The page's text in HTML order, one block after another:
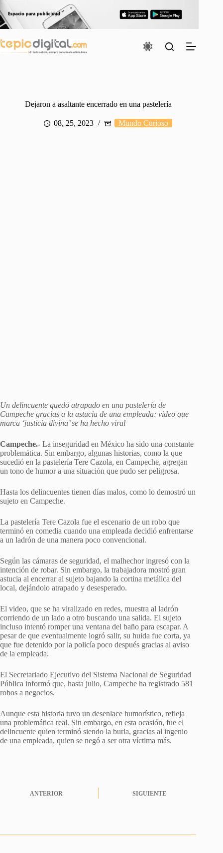
Saltar
al
contenido
Dejaron a asaltante encerrado en una pastelería
08, 25, 2023 Mundo Curioso
Un delincuente quedó atrapado en una pastelería de
Campeche gracias a la astucia de una empleada; video que
marca ‘justicia divina’ se ha hecho viral
Campeche.- La inseguridad en México ha sido una constante
problemática. Sin embargo, algunas historias, como la que
sucedió en la pastelería Tere Cazola, en Campeche, agregan
un tono de humor a una situación que pudo ser peligrosa.
Hasta los delincuentes tienen días malos, como lo demostró un
sujeto en Campeche.
La pastelería Tere Cazola fue el escenario de un robo que
terminó en comedia cuando una empleada decidió enfrentarse
a un ladrón de una manera poco convencional.
Según las cámaras de seguridad, el malhechor ingresó con la
intención de robar. Sin embargo, la trabajadora mostró gran
astucia al encerrar al sujeto bajando la cortina metálica del
local, dejándolo atrapado y desesperado.
El video, que se ha viralizado en redes, muestra al ladrón
corriendo de un lado a otro buscando una salida. El sujeto
incluso intentó romper una ventana del baño para escapar. A
pesar de que eventualmente logró salir, su huida fue corta, ya
que fue detenido por la policía poco después gracias al aviso
de la empleada.
El Secretariado Ejecutivo del Sistema Nacional de Seguridad
Pública informó que, hasta julio, Campeche ha registrado 581
robos a negocios.
Aunque esta historia tuvo un desenlace humorístico, refleja
una problemática real. Sin embargo, en esta ocasión, fue el
delincuente quien terminó siendo la burla, gracias al ingenio
de una empleada, quien se negó a ser otra víctima más.
ANTERIOR SIGUIENTE